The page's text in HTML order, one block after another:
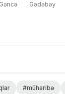
Gədəbəy
#müharibə